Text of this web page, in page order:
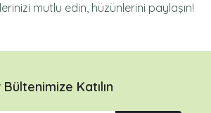
mutlu edin, hüzünlerini paylaşın!
Katılın